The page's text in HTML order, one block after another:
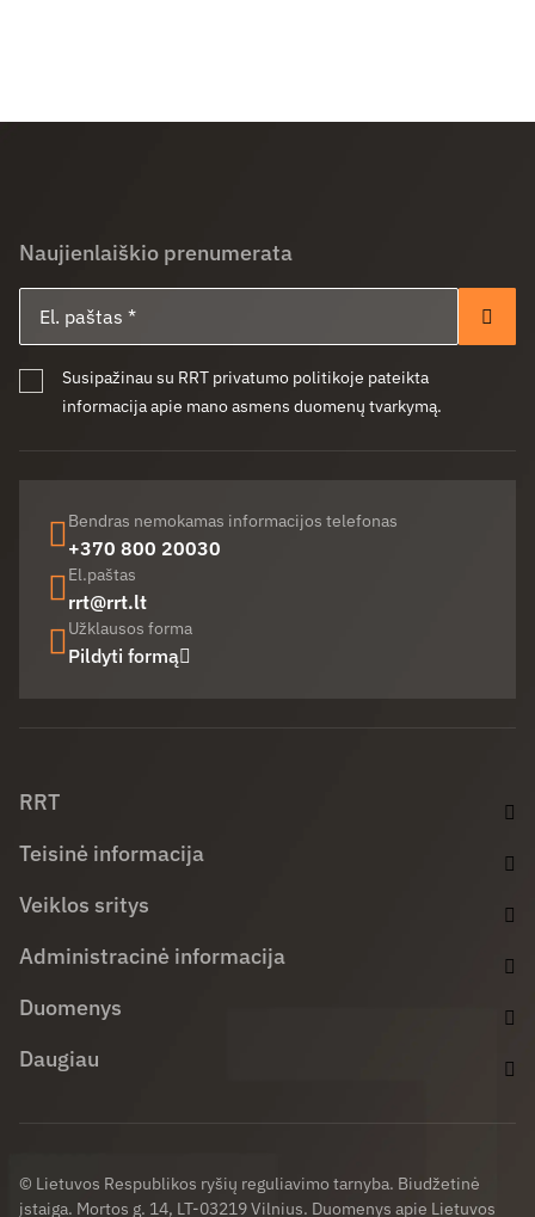
Naujienlaiškio prenumerata
Susipažinau su RRT privatumo politikoje pateikta
informacija apie mano asmens duomenų tvarkymą.
Bendras nemokamas informacijos telefonas
+370 800 20030
El.paštas
rrt@rrt.lt
Užklausos forma
Pildyti formą
RRT
Teisinė informacija
Veiklos sritys
Administracinė informacija
Duomenys
Daugiau
© Lietuvos Respublikos ryšių reguliavimo tarnyba. Biudžetinė
įstaiga. Mortos g. 14, LT-03219 Vilnius. Duomenys apie Lietuvos